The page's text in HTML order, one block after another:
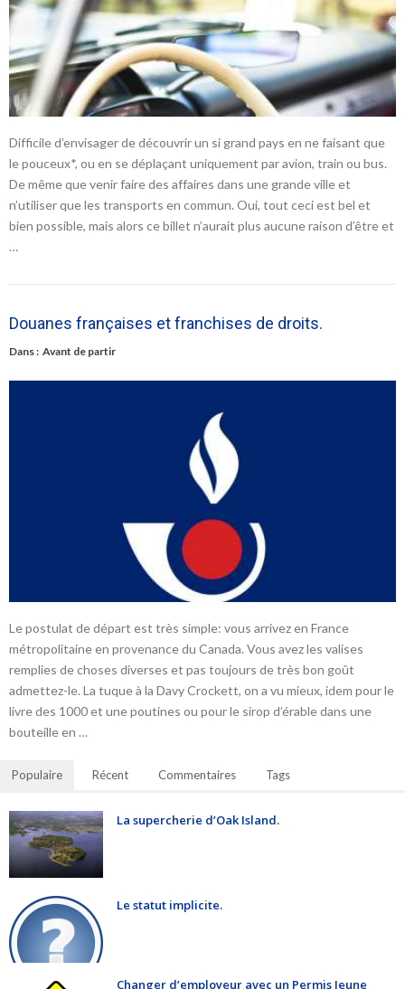
Difficile d’envisager de découvrir un si grand pays en ne faisant que
le pouceux*, ou en se déplaçant uniquement par avion, train ou bus.
De même que venir faire des affaires dans une grande ville et
n’utiliser que les transports en commun. Oui, tout ceci est bel et
bien possible, mais alors ce billet n’aurait plus aucune raison d’être et
…
Douanes françaises et franchises de droits.
Dans : Avant de partir
Le postulat de départ est très simple: vous arrivez en France
métropolitaine en provenance du Canada. Vous avez les valises
remplies de choses diverses et pas toujours de très bon goût
admettez-le. La tuque à la Davy Crockett, on a vu mieux, idem pour le
livre des 1000 et une poutines ou pour le sirop d’érable dans une
bouteille en …
Populaire Récent Commentaires Tags
La supercherie d’Oak Island.
Le statut implicite.
Changer d’employeur avec un Permis Jeune